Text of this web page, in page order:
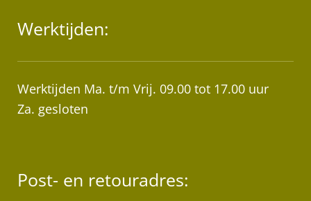
Werktijden:
Werktijden Ma. t/m Vrij. 09.00 tot 17.00 uur
Za. gesloten
Post- en retouradres: